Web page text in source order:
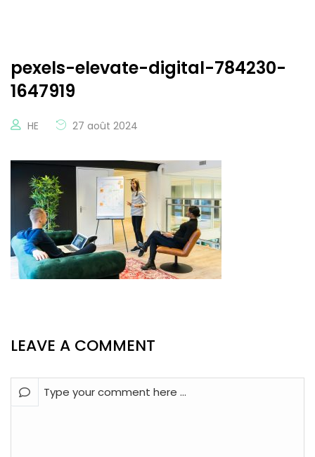
pexels-elevate-digital-784230-
1647919
HE 27 août 2024
LEAVE A COMMENT